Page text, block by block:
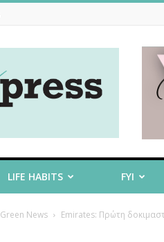
To
The
LIFE HABITS FYI
Green News Emirates: Πρώτη